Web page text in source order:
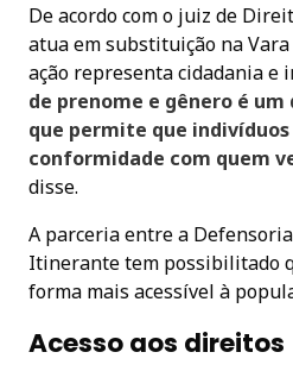
De acordo com o juiz de
atua em substituição na
ação representa cidadania e
de prenome e gênero é
que permite que
conformidade com quem
disse.
A parceria entre a
Itinerante tem possibilitado
forma mais acessível à
Acesso aos direitos